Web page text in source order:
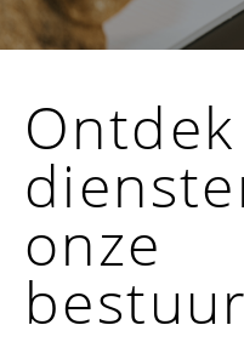
onze